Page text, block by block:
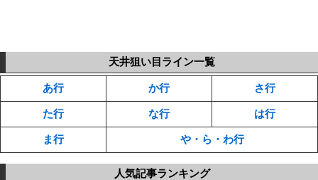
天井狙い目ライン一覧
あ行 か行 さ行
た行 な行 は行
ま行 や・ら・わ行
人気記事ランキング